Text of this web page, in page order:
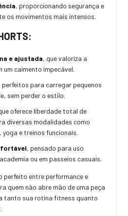
, proporcionando segurança e
os movimentos mais intensos.
e ajustada, que valoriza a
um caimento impecável.
perfeitos para carregar pequenos
sem perder o estilo.
oferece liberdade total de
diversas modalidades como
e treinos funcionais.
, pensado para uso
ou em passeios casuais.
perfeito entre performance e
quem não abre mão de uma peça
tanto sua rotina fitness quanto